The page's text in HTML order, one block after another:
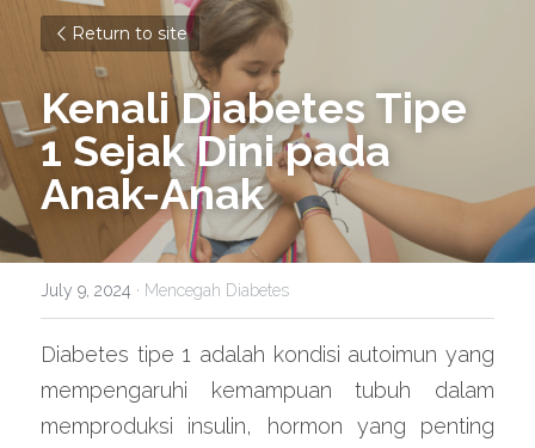
Return to site
Kenali Diabetes Tipe
1 Sejak Dini pada
Anak-Anak
July 9, 2024 · Mencegah Diabetes
Diabetes tipe 1 adalah kondisi autoimun yang
mempengaruhi kemampuan tubuh dalam
memproduksi insulin, hormon yang penting